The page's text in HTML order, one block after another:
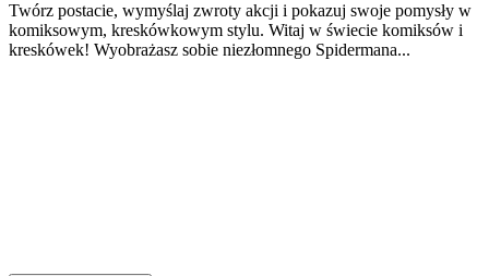
Twórz postacie, wymyślaj zwroty akcji i pokazuj swoje pomysły w
komiksowym, kreskówkowym stylu. Witaj w świecie komiksów i
kreskówek! Wyobrażasz sobie niezłomnego Spidermana...